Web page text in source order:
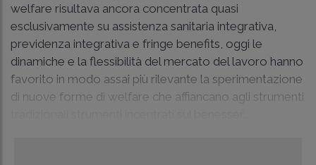
welfare risultava ancora concentrata quasi
esclusivamente su assistenza sanitaria integrativa,
previdenza integrativa e fringe benefits, oggi le
dinamiche e la flessibilità del mercato del lavoro hanno
favorito in modo assai più rilevante la sperimentazione
di nuove forme di welfare che affiancano agli strumenti